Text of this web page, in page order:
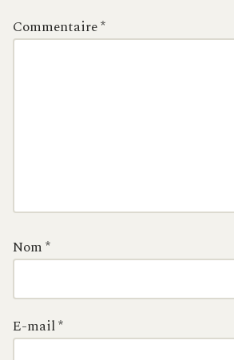
Commentaire*
Nom*
E-mail*